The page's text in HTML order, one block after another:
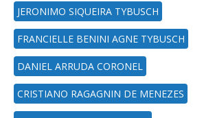
JERONIMO SIQUEIRA TYBUSCH
FRANCIELLE BENINI AGNE TYBUSCH
DANIEL ARRUDA CORONEL
CRISTIANO RAGAGNIN DE MENEZES